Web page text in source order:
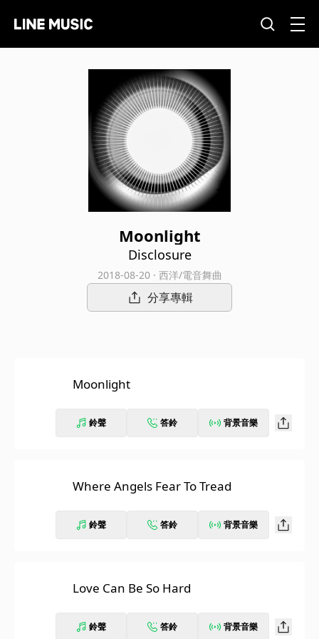
Moonlight
Disclosure
2018-08-20 · 西洋/電音舞曲
分享專輯
Moonlight
鈴聲 答鈴 背景音樂
Where Angels Fear To Tread
鈴聲 答鈴 背景音樂
Love Can Be So Hard
鈴聲 答鈴 背景音樂